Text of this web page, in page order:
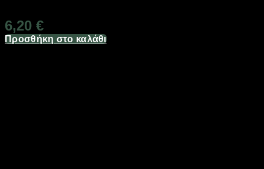
6,20 €
Προσθήκη στο καλάθι